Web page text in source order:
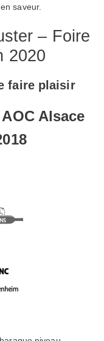
saveur.
– Foire
2020
faire plaisir
Alsace